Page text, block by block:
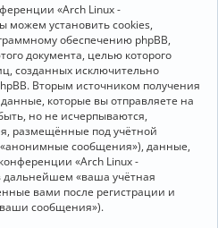
«Arch Linux -
можем установить cookies,
обеспечению phpBB,
документа, целью которого
созданных исключительно
Вторым источником получения
которые вы отправляете на
но не исчерпываются,
размещённые под учётной
сообщения»), данные,
«Arch Linux -
дальнейшем «ваша учётная
вами после регистрации и
сообщения»).